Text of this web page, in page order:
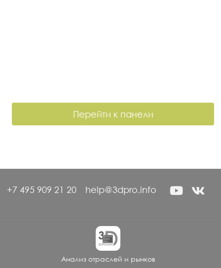
Перейти к панели
+7 495 909 21 20 help@3dpro.info
Анализ отраслей и рынков